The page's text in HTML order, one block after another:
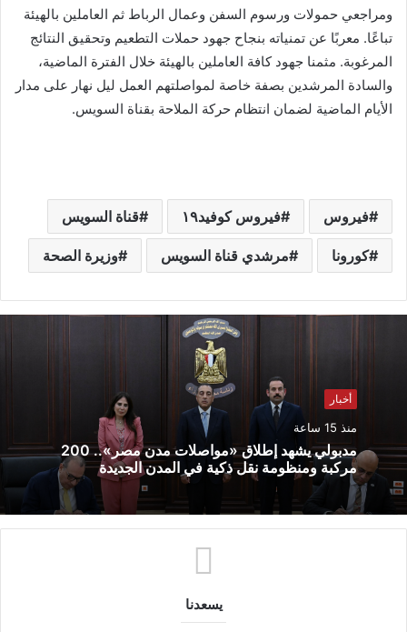
ومراجعي حمولات ورسوم السفن وعمال الرباط ثم العاملين بالهيئة
تباعًا. معربًا عن تمنياته بنجاح جهود حملات التطعيم وتحقيق النتائج
المرغوبة. مثمنا جهود كافة العاملين بالهيئة خلال الفترة الماضية،
والسادة المرشدين بصفة خاصة لمواصلتهم العمل ليل نهار على مدار
الأيام الماضية لضمان انتظام حركة الملاحة بقناة السويس.
فيروس فيروس كوفيد١٩ قناة السويس
كورونا مرشدي قناة السويس وزيرة الصحة
أخبار
منذ 15 ساعة
مدبولي يشهد إطلاق «مواصلات مدن مصر».. 200
مركبة ومنظومة نقل ذكية في المدن الجديدة
يسعدنا